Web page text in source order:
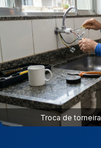
Troca de